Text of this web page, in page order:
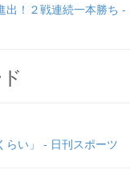
出！２戦連続一本勝ち -
らい」 - 日刊スポーツ